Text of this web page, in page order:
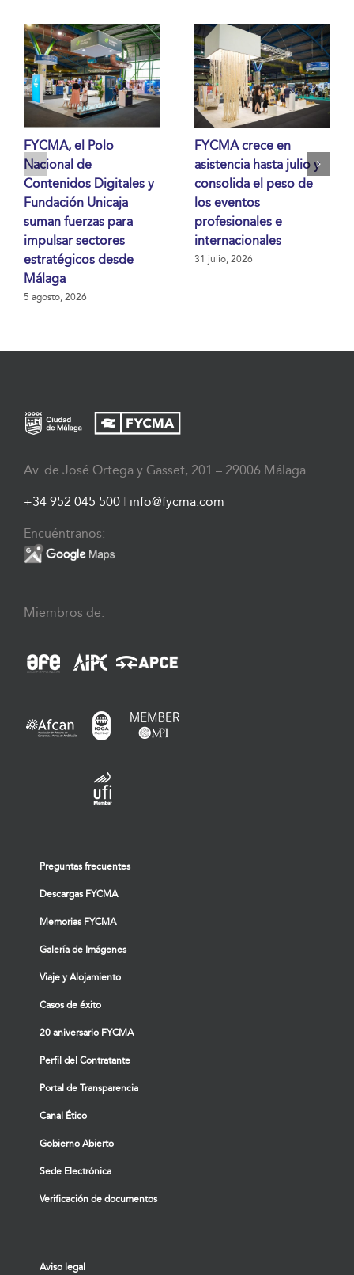
FYCMA, el Polo
Nacional de
Contenidos Digitales y
Fundación Unicaja
suman fuerzas para
impulsar sectores
estratégicos desde
Málaga
5 agosto, 2026
FYCMA crece en
asistencia hasta julio y
consolida el peso de
los eventos
profesionales e
internacionales
31 julio, 2026
Av. de José Ortega y Gasset, 201 – 29006 Málaga
+34 952 045 500 | info@fycma.com
Encuéntranos:
Miembros de:
Preguntas frecuentes
Descargas FYCMA
Memorias FYCMA
Galería de Imágenes
Viaje y Alojamiento
Casos de éxito
20 aniversario FYCMA
Perfil del Contratante
Portal de Transparencia
Canal Ético
Gobierno Abierto
Sede Electrónica
Verificación de documentos
Aviso legal